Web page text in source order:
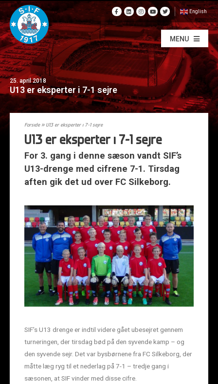
English
MENU
25. april 2018
U13 er eksperter i 7-1 sejre
Forside» U13 er eksperter i 7-1 sejre
U13 er eksperter i 7-1 sejre
For 3. gang i denne sæson vandt SIF’s
U13-drenge med cifrene 7-1. Tirsdag
aften gik det ud over FC Silkeborg.
SIF’s U13 drenge er indtil videre gået ubesejret gennem
turneringen, der tirsdag bød på den syvende kamp – og
den syvende sejr. Det var bysbørnene fra FC Silkeborg, der
måtte læg ryg til et nederlag på 7-1 – tredje gang i
sæsonen, at SIF vinder med disse cifre.